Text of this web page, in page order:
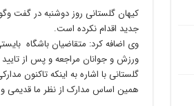
کیهان گلستانی روز دوشنبه در گفت
جدید اقدام نکرده است.
وی اضافه کرد: متقاضیان باشگاه
ورزش و جوانان مراجعه و پس از
گلستانی با اشاره به اینکه تاکنون
همین اساس مدارک از نظر ما قدیمی